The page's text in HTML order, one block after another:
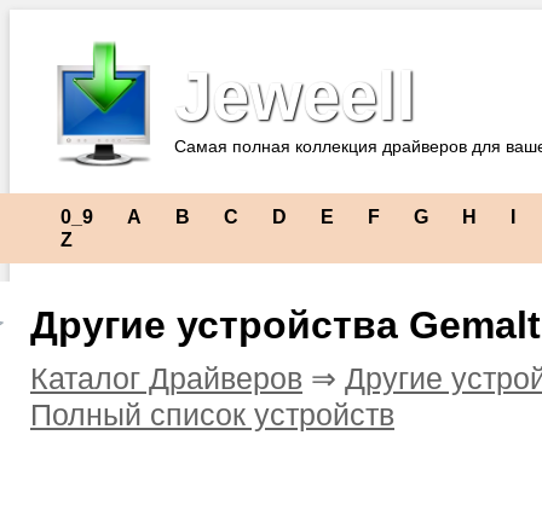
Jeweell
Самая полная коллекция драйверов для
0_9 A B C D E F G H
Z
Другие устройства
Каталог Драйверов ⇒ Другие
Полный список устройств